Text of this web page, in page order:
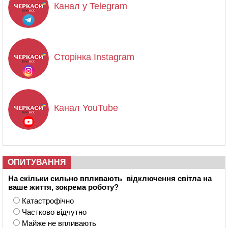
Канал у Telegram
Сторінка Instagram
Канал YouTube
ОПИТУВАННЯ
На скільки сильно впливають відключення світла на
ваше життя, зокрема роботу?
Катастрофічно
Частково відчутно
Майже не впливають